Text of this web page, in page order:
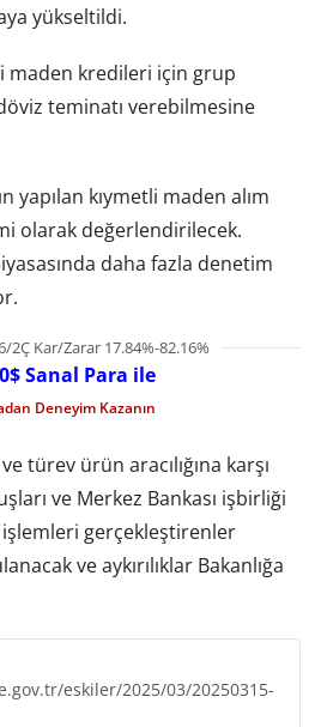
yükseltildi.
maden kredileri için grup
teminatı verebilmesine
yapılan kıymetli maden alım
olarak değerlendirilecek.
daha fazla denetim
Kar/Zarar 17.84%-82.16%
Sanal Para ile
Deneyim Kazanın
türev ürün aracılığına karşı
ve Merkez Bankası işbirliği
işlemleri gerçekleştirenler
ve aykırılıklar Bakanlığa
eskiler/2025/03/20250315-